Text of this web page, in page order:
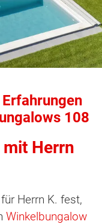
108
Herrn
Herrn K. fest,
Winkelbungalow